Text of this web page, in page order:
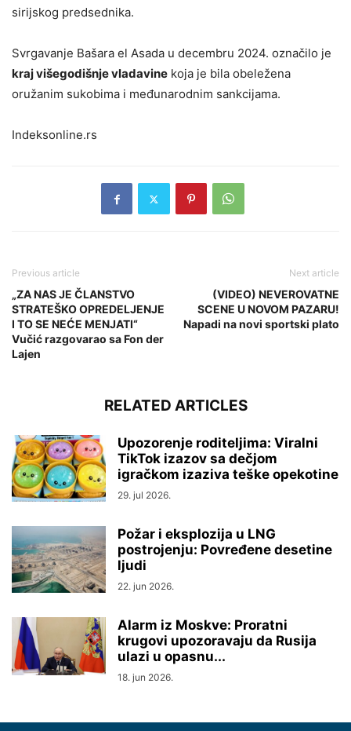
sirijskog predsednika.
Svrgavanje Bašara el Asada u decembru 2024. označilo je
kraj višegodišnje vladavine koja je bila obeležena
oružanim sukobima i međunarodnim sankcijama.
Indeksonline.rs
Previous article
„ZA NAS JE ČLANSTVO
STRATEŠKO OPREDELJENJE
I TO SE NEĆE MENJATI“
Vučić razgovarao sa Fon der
Lajen
Next article
(VIDEO) NEVEROVATNE
SCENE U NOVOM PAZARU!
Napadi na novi sportski plato
RELATED ARTICLES
Upozorenje roditeljima: Viralni
TikTok izazov sa dečjom
igračkom izaziva teške opekotine
29. jul 2026.
Požar i eksplozija u LNG
postrojenju: Povređene desetine
ljudi
22. jun 2026.
Alarm iz Moskve: Proratni
krugovi upozoravaju da Rusija
ulazi u opasnu...
18. jun 2026.